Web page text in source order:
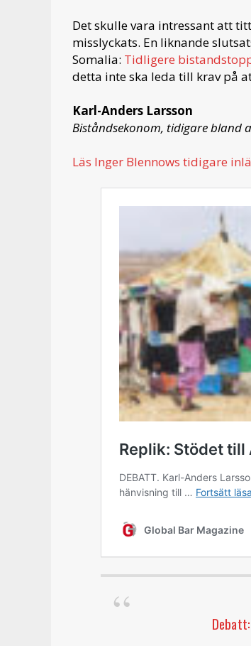
Det skulle vara intressant att
misslyckats. En liknande
Somalia: Tidligere
detta inte ska leda till krav på
Karl-Anders Larsson
Biståndsekonom, tidigare bland
Läs Inger Blennows tidigare